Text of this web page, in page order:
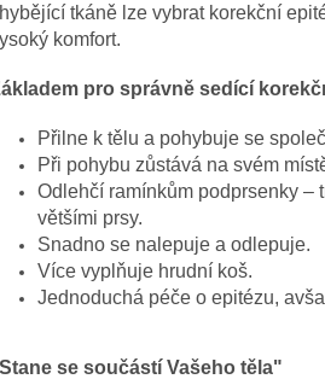
tkáně lze vybrat korekční
komfort.
pro správně sedící
Přilne k tělu a pohybuje se
Při pohybu zůstává na svém
Odlehčí ramínkům podprsenky –
většími prsy.
Snadno se nalepuje a odlepuje.
Více vyplňuje hrudní koš.
Jednoduchá péče o epitézu,
se součástí Vašeho těla"